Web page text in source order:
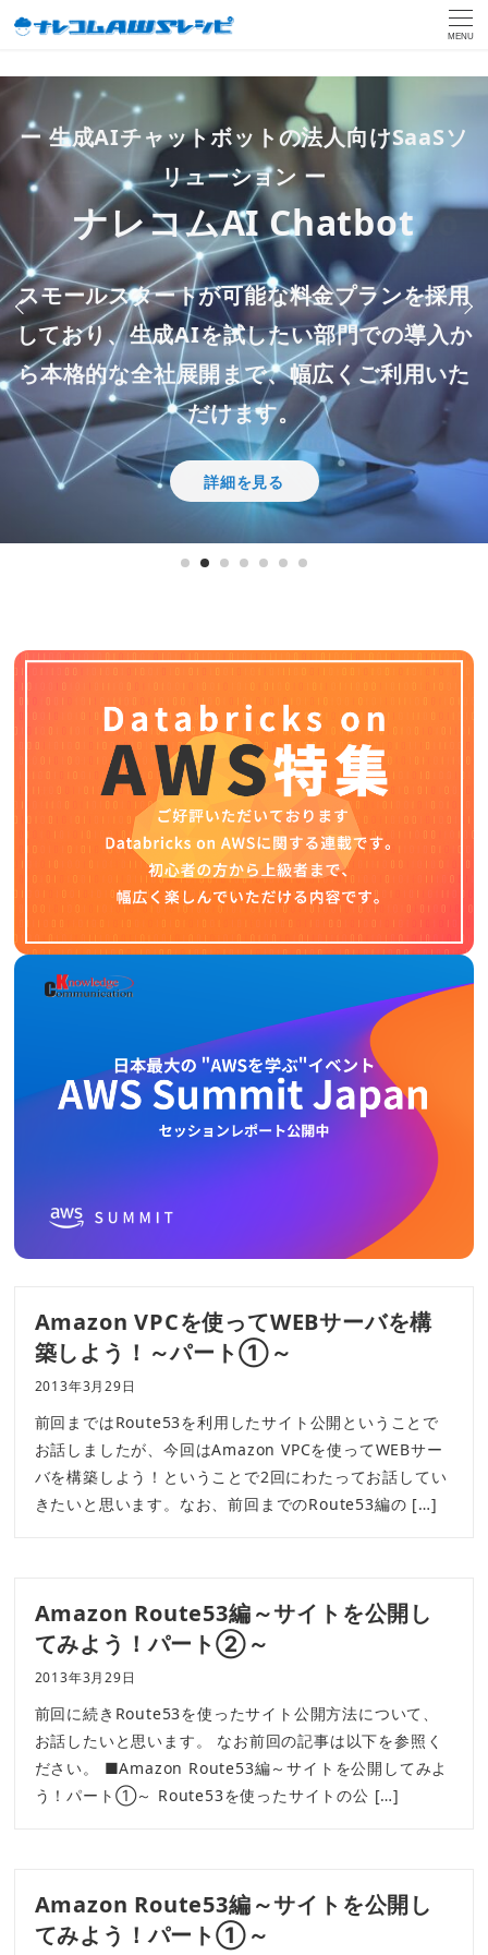
MENU
AIエージェントの法人向けSaaSサービス
ナレコムAI Agent Studio
ノーコードでエージェント開発ができる直感
的UIと、生成AIを活用した多様な業務エージ
ェントを構築できます。
ナレコムAI Agent Studio
ー 生成AIチャットボットの法人向けSaaSソ
リューション ー
ナレコムAI Chatbot
スモールスタートが可能な料金プランを採用
しており、生成AIを試したい部門での導入か
ら本格的な全社展開まで、幅広くご利用いた
だけます。
詳細を見る
生成AI新サービス
Amazon Bedrockを活用し
た
DX支援サービス
Amazon Bedrockとは
ー 伴走型サービスでお客様の内製化をご支援
しますー
データ分析内製化支援 on
Databricks
詳細を見る
「Databricks on AWS」とAWSの各種サービ
スを使用し、
お客様のAWS 環境に蓄積されたデータの活
用支援を行います
「内製化支援推進AWS パー
トナー」に認定
ー生成AIや自動化システムを利用し、
効率的かつ高品質なクラウド利用をサポート
します ー
クラウド監視・保守サービ
ス
powered by ナレコムAI
詳細を見る
ー 大企業も採用する ー
クラウドAIのプロジェクト
どう進めるの？
詳しい情報を見る
Amazon VPCを使ってWEBサーバを構
築しよう！～パート①～
2013年3月29日
前回まではRoute53を利用したサイト公開ということで
お話しましたが、今回はAmazon VPCを使ってWEBサー
バを構築しよう！ということで2回にわたってお話してい
きたいと思います。なお、前回までのRoute53編の […]
Amazon Route53編～サイトを公開し
てみよう！パート②～
2013年3月29日
前回に続きRoute53を使ったサイト公開方法について、
お話したいと思います。 なお前回の記事は以下を参照く
ださい。 ■Amazon Route53編～サイトを公開してみよ
う！パート①～ Route53を使ったサイトの公 […]
Amazon Route53編～サイトを公開し
てみよう！パート①～